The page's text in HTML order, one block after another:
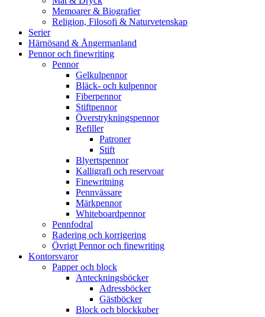
Memoarer & Biografier
Religion, Filosofi & Naturvetenskap
Serier
Härnösand & Ångermanland
Pennor och finewriting
Pennor
Gelkulpennor
Bläck- och kulpennor
Fiberpennor
Stiftpennor
Överstrykningspennor
Refiller
Patroner
Stift
Blyertspennor
Kalligrafi och reservoar
Finewritning
Pennvässare
Märkpennor
Whiteboardpennor
Pennfodral
Radering och korrigering
Övrigt Pennor och finewriting
Kontorsvaror
Papper och block
Anteckningsböcker
Adressböcker
Gästböcker
Block och blockkuber